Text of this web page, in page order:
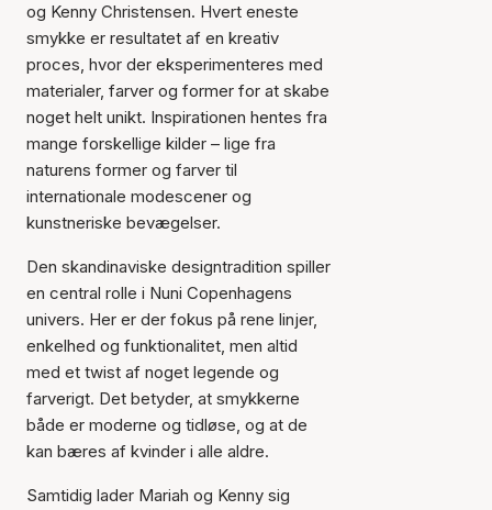
og Kenny Christensen. Hvert eneste
smykke er resultatet af en kreativ
proces, hvor der eksperimenteres med
materialer, farver og former for at skabe
noget helt unikt. Inspirationen hentes fra
mange forskellige kilder – lige fra
naturens former og farver til
internationale modescener og
kunstneriske bevægelser.
Den skandinaviske designtradition spiller
en central rolle i Nuni Copenhagens
univers. Her er der fokus på rene linjer,
enkelhed og funktionalitet, men altid
med et twist af noget legende og
farverigt. Det betyder, at smykkerne
både er moderne og tidløse, og at de
kan bæres af kvinder i alle aldre.
Samtidig lader Mariah og Kenny sig